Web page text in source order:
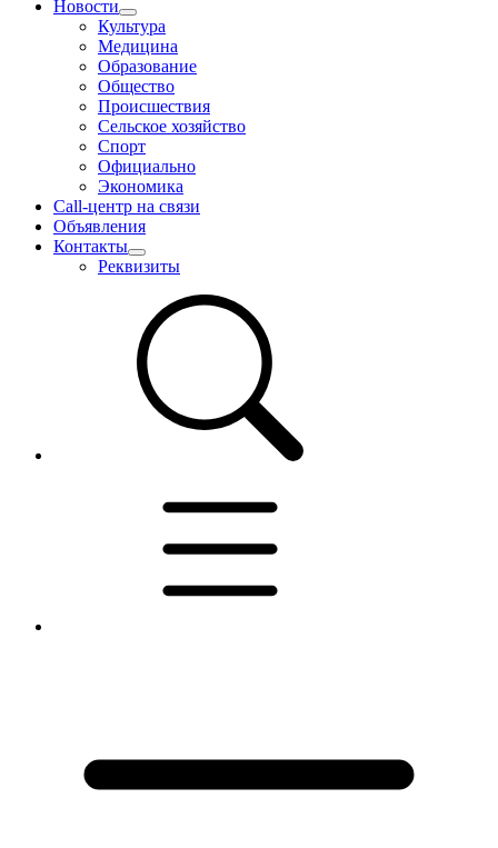
Новости
Культура
Медицина
Образование
Общество
Происшествия
Сельское хозяйство
Спорт
Официально
Экономика
Call-центр на связи
Объявления
Контакты
Реквизиты